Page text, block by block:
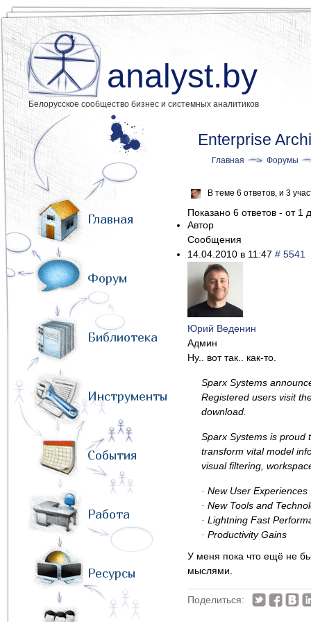
analyst.by
Белорусское сообщество бизнес и системных аналитиков
Главная
Форум
Библиотека
Инструменты
События
Работа
Ресурсы
Enterprise
Главная Форумы
В теме 6 ответов, и 3
Показано 6 ответов - от 1
Автор
Сообщения
14.04.2010 в 11:47 # 5541
Юрий Веденин
Админ
Ну.. вот так.. как-то.
Sparx Systems
Registered users visit
download.
Sparx Systems is proud
transform vital model
visual filtering,
· New User Experiences
· New Tools and
· Lightning Fast
· Productivity Gains
У меня пока что ещё не
мыслями.
Поделиться: